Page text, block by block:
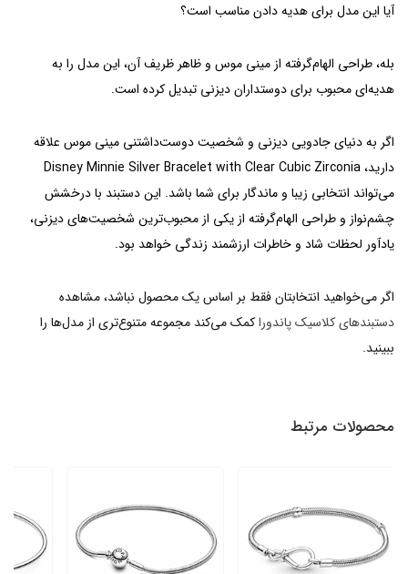
آیا این مدل برای هدیه دادن مناسب است؟
بله، طراحی الهام‌گرفته از مینی موس و ظاهر ظریف آن، این مدل را به
هدیه‌ای محبوب برای دوستداران دیزنی تبدیل کرده است.
اگر به دنیای جادویی دیزنی و شخصیت دوست‌داشتنی مینی موس علاقه
دارید، Disney Minnie Silver Bracelet with Clear Cubic Zirconia
می‌تواند انتخابی زیبا و ماندگار برای شما باشد. این دستبند با درخشش
چشم‌نواز و طراحی الهام‌گرفته از یکی از محبوب‌ترین شخصیت‌های دیزنی،
یادآور لحظات شاد و خاطرات ارزشمند زندگی خواهد بود.
اگر می‌خواهید انتخابتان فقط بر اساس یک محصول نباشد، مشاهده
دستبندهای کلاسیک پاندوراکمک می‌کند مجموعه متنوع‌تری از مدل‌ها را
ببینید.
محصولات مرتبط